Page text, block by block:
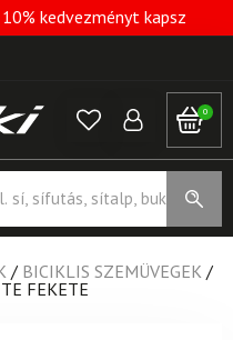
kedvezményt kapsz
0
/ BICIKLIS SZEMÜVEGEK /
FEKETE